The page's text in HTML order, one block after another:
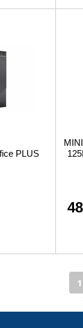
PLUS
1